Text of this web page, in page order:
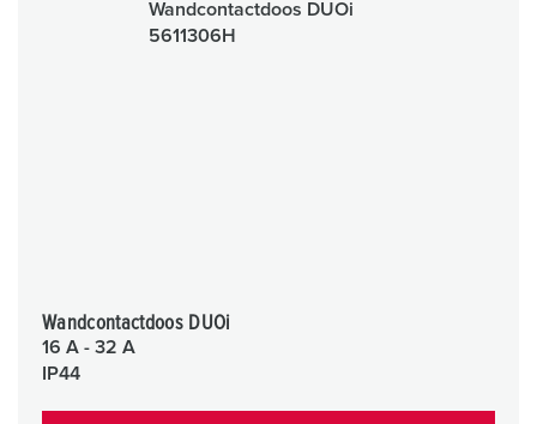
Wandcontactdoos DUOi
16 A - 32 A
IP44